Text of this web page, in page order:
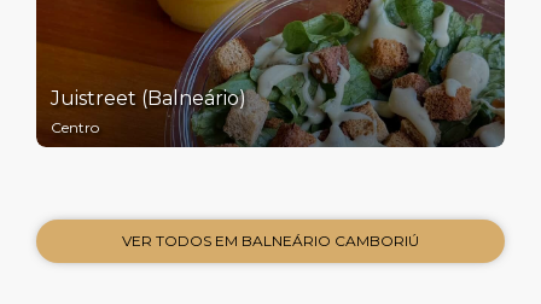
Juistreet (Balneário)
Centro
VER TODOS EM BALNEÁRIO CAMBORIÚ